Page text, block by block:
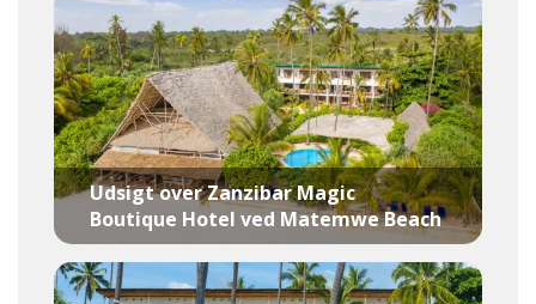
Udsigt over Zanzibar Magic
Boutique Hotel ved Matemwe Beach